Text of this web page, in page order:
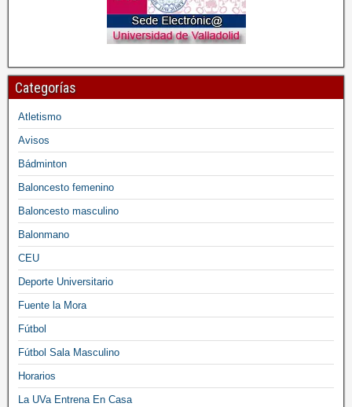
Categorías
Atletismo
Avisos
Bádminton
Baloncesto femenino
Baloncesto masculino
Balonmano
CEU
Deporte Universitario
Fuente la Mora
Fútbol
Fútbol Sala Masculino
Horarios
La UVa Entrena En Casa